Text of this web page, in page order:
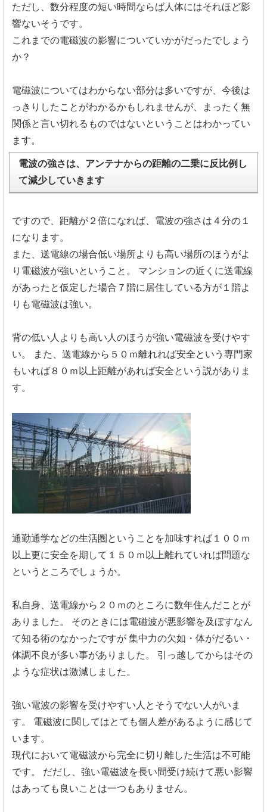
ただし、数分程度の短い時間ならば人体にはそれほど影
響ないそうです。
これまでの電磁波の影響についていかがだったでしょう
か？
電磁波についてはわからない部分は多いですが、今後は
っきりしたことがわかるかもしれませんが、まったく無
関係と言い切れるものではないということはわかってい
ます。
電波の強さは、アンテナからの距離の二乗に反比例し
て減少していきます
ですので、距離が２倍になれば、電波の強さは４分の１
になります。
また、送電線の場合低い場所よりも高い場所のほうがよ
り電磁波が強いということ。
マンションの近くに送電線
があったと仮定した場合７階に居住している方が１階よ
りも電磁波は強い。
背の低い人よりも高い人のほうが強い電磁波を受けやす
い。
また、送電線から５０ｍ離れれば安全という専門家
もいれば８０ｍ以上距離があれば安全という説がありま
す。
通勤通学などの生活圏ということを加味すれば１００ｍ
以上更に安全を期して１５０ｍ以上離れていれば問題な
というところでしょうか。
私自身、送電線から２０ｍのところに数年住んだことが
ありました。
そのときには電磁波が悪影響を及ぼすなん
て知る術のなかったですが 集中力の欠如・体がだるい・
体調不良が多い事がありました。
引っ越してからはその
ような症状は激減しました。
強い電波の影響を受けやすい人とそうでない人がいま
す。
電磁波に関してはとても個人差があるように感じて
います。
現代において電磁波から完全に切り離した生活は不可能
です。
だだし、強い電磁波を長い間受け続けて悪い影響
はあっても良いことは一つもありません。